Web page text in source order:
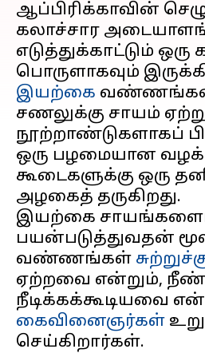
ஆப்பிரிக்காவின்
கலாச்சார
எடுத்துக்காட்டும்
இயற்கை
சணலுக்கு சாயம்
நூற்றாண்டுகளாகப்
ஒரு பழமையான
கூடைகளுக்கு ஒரு
அழகைத் தருகிறது.
இயற்கை
பயன்படுத்துவதன்
வண்ணங்கள்
ஏற்றவை என்றும்,
நீடிக்கக்கூடியவை
கைவினைஞர்கள்
செய்கிறார்கள்.